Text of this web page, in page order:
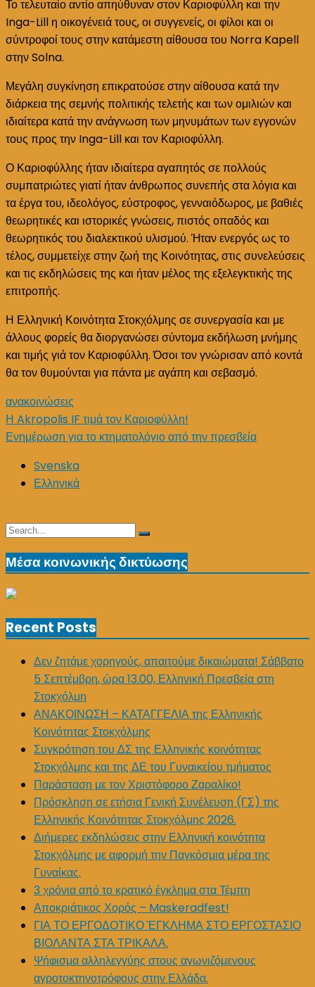
και
την
Inga-
Το τελευταίο αντίο απηύθυναν στον Καριοφύλλη και την
Inga-Lill η οικογένειά τους, οι συγγενείς, οι φίλοι και οι
σύντροφοί τους στην κατάμεστη αίθουσα του Norra Kapell
στην Solna.
Μεγάλη συγκίνηση επικρατούσε στην αίθουσα κατά την
διάρκεια της σεμνής πολιτικής τελετής και των ομιλιών και
ιδιαίτερα κατά την ανάγνωση των μηνυμάτων των εγγονών
τους προς την Inga-Lill και τον Καριοφύλλη.
Ο Καριοφύλλης ήταν ιδιαίτερα αγαπητός σε πολλούς
συμπατριώτες γιατί ήταν άνθρωπος συνεπής στα λόγια και
τα έργα του, ιδεολόγος, εύστροφος, γενναιόδωρος, με βαθιές
θεωρητικές και ιστορικές γνώσεις, πιστός οπαδός και
θεωρητικός του διαλεκτικού υλισμού. Ήταν ενεργός ως το
τέλος, συμμετείχε στην ζωή της Κοινότητας, στις συνελεύσεις
και τις εκδηλώσεις της και ήταν μέλος της εξελεγκτικής της
επιτροπής.
Η Ελληνική Κοινότητα Στοκχόλμης σε συνεργασία και με
άλλους φορείς θα διοργανώσει σύντομα εκδήλωση μνήμης
και τιμής γιά τον Καριοφύλλη. Όσοι τον γνώρισαν από κοντά
θα τον θυμούνται για πάντα με αγάπη και σεβασμό.
ανακοινώσεις
Post
navigation
Η Akropolis IF τιμά τον Καριοφύλλη!
Ενημέρωση για το κτηματολόγιο από την πρεσβεία
Svenska
Ελληνικά
Search
Search
Μέσα κοινωνικής δικτύωσης
Recent Posts
Δεν ζητάμε χορηγούς, απαιτούμε δικαιώματα! Σάββατο
5 Σεπτέμβρη, ώρα 13.00, Ελληνική Πρεσβεία στη
Στοκχόλμη
ΑΝΑΚΟΙΝΩΣΗ – ΚΑΤΑΓΓΕΛΙΑ της Ελληνικής
Κοινότητας Στοκχόλμης
Συγκρότηση του ΔΣ της Ελληνικής κοινότητας
Στοκχόλμης και της ΔΕ του Γυναικείου τμήματος
Παράσταση με τον Χριστόφορο Ζαραλίκο!
Πρόσκληση σε ετήσια Γενική Συνέλευση (ΓΣ) της
Ελληνικής Κοινότητας Στοκχόλμης 2026.
Διήμερες εκδηλώσεις στην Ελληνική κοινότητα
Στοκχόλμης με αφορμή την Παγκόσμια μέρα της
Γυναίκας.
3 χρόνια από το κρατικό έγκλημα στα Τέμπη
Αποκριάτικος Χορός – Maskeradfest!
ΓΙΑ ΤΟ ΕΡΓΟΔΟΤΙΚΟ ΈΓΚΛΗΜΑ ΣΤΟ ΕΡΓΟΣΤΑΣΙΟ
ΒΙΟΛΑΝΤΑ ΣΤΑ ΤΡΙΚΑΛΑ.
Ψήφισμα αλληλεγγύης στους αγωνιζόμενους
αγροτοκτηνοτρόφους στην Ελλάδα.